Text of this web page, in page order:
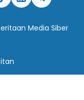
Media Siber